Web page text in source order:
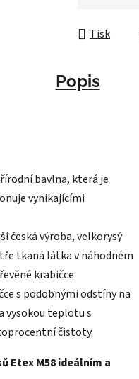
Tisk
Popis
bavlna, která je
vynikajícími
česká výroba, velkorysý
tkaná látka v náhodném
krabičce.
s podobnými odstíny na
vysokou teplotu s
čistoty.
Etex M58 ideálním a